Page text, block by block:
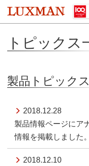
トピックス
製品トピックス
2018.12.28
製品情報ページにア
情報を掲載しました。
2018.12.10